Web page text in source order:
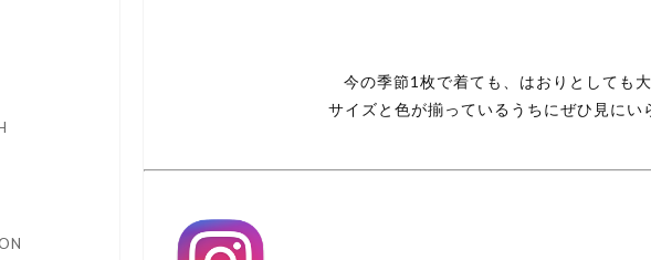
今の季節1枚で着ても、はおりとしても
サイズと色が揃っているうちにぜひ見にい